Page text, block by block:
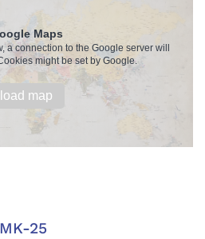
Maps
a connection to the Google server will
might be set by Google.
load map
25